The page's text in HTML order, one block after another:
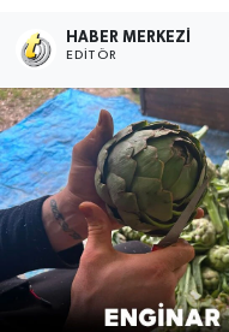
HABER MERKEZI
EDITÖR